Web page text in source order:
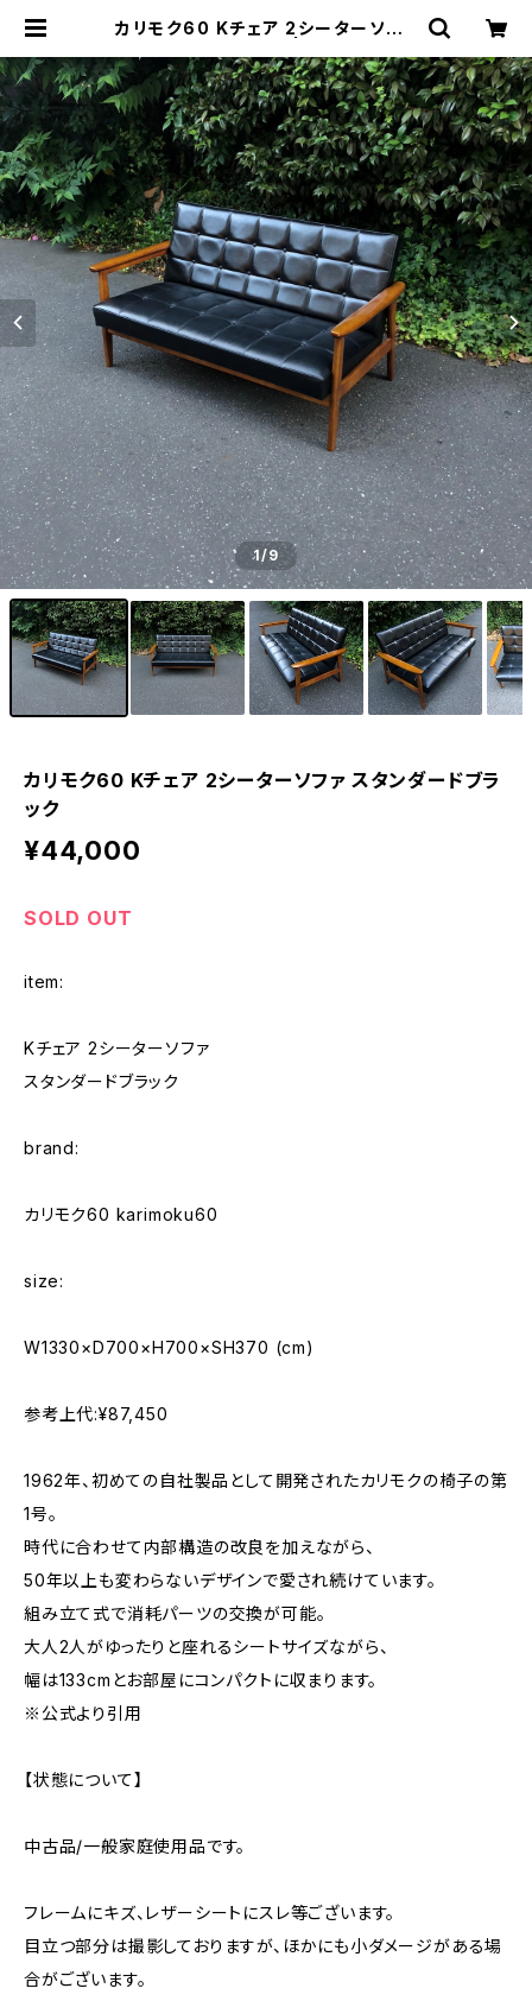
カリモク60 Kチェア 2シーターソファ
noth- | 新宿区神楽坂のリサイクル
ショップ・古着
1/9
カリモク60 Kチェア 2シーターソファ スタンダードブラ
ック
¥44,000
SOLD OUT
item:
Kチェア 2シーターソファ
スタンダードブラック
brand:
カリモク60 karimoku60
size:
W1330×D700×H700×SH370 (cm)
参考上代:¥87,450
1962年、初めての自社製品として開発されたカリモクの椅子の第
1号。
時代に合わせて内部構造の改良を加えながら、
50年以上も変わらないデザインで愛され続けています。
組み立て式で消耗パーツの交換が可能。
大人2人がゆったりと座れるシートサイズながら、
幅は133cmとお部屋にコンパクトに収まります。
※公式より引用
【状態について】
中古品/一般家庭使用品です。
フレームにキズ、レザーシートにスレ等ございます。
目立つ部分は撮影しておりますが、ほかにも小ダメージがある場
合がございます。